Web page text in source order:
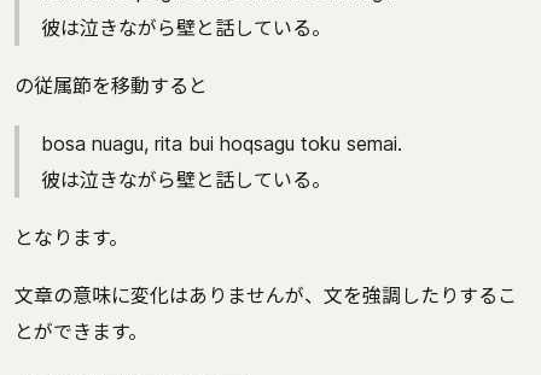
彼は泣きながら壁と話している。
の従属節を移動すると
bosa nuagu, rita bui hoqsagu toku semai.
彼は泣きながら壁と話している。
となります。
文章の意味に変化はありませんが、文を強調したりするこ
とができます。